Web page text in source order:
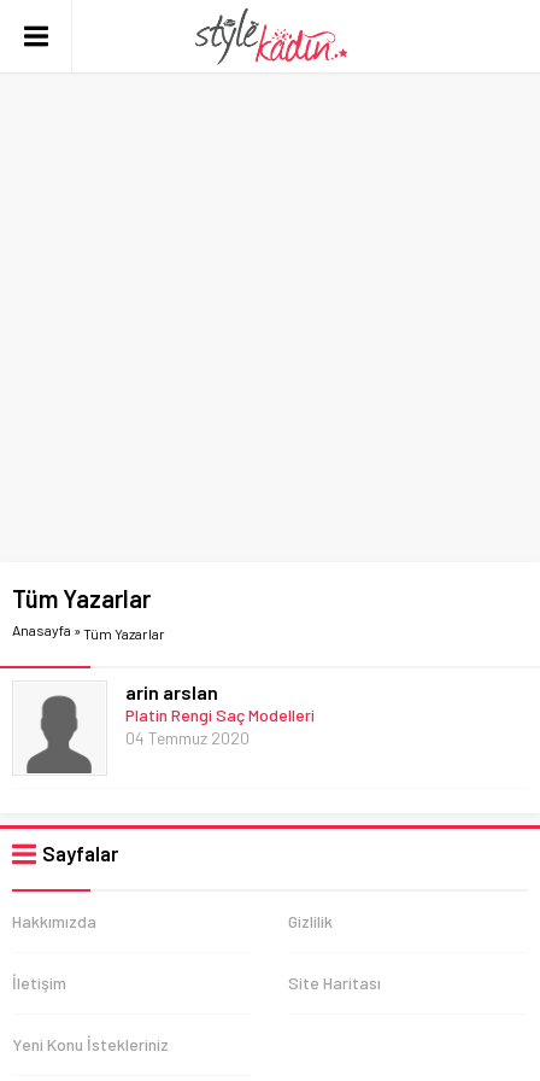
Tüm Yazarlar
Anasayfa »Tüm Yazarlar
arin arslan
Platin Rengi Saç Modelleri
04 Temmuz 2020
Sayfalar
Hakkımızda Gizlilik
İletişim Site Haritası
Yeni Konu İstekleriniz